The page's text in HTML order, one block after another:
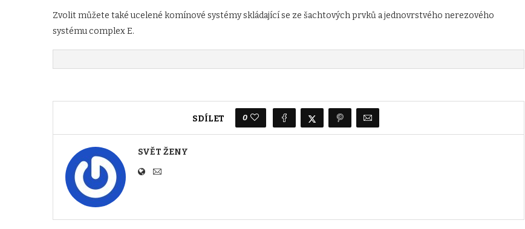
Zvolit můžete také ucelené komínové systémy skládající se ze šachtových prvků a jednovrstvého nerezového
systému complex E.
SDÍLET 0
SVĚT ŽENY